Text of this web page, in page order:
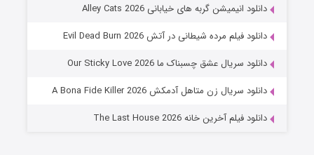
عملیات آپارتمان
قسمت2 (زیرنویس) منتشر شد
دانلود انیمیشن گربه های خیابانی Alley Cats 2026
دانلود فیلم مرده شیطانی در آتش Evil Dead Burn 2026
دانلود سریال عشق چسبناک ما Our Sticky Love 2026
دانلود سریال زن متاهل آدمکش A Bona Fide Killer 2026
دانلود فیلم آخرین خانه The Last House 2026